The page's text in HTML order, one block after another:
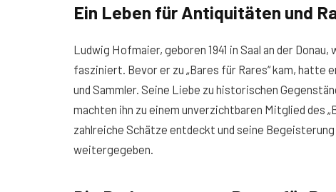
Ein Leben für Antiquitäten und
Ludwig Hofmaier, geboren 1941 in Saal an der
fasziniert. Bevor er zu „Bares für Rares“ kam, hatte
und Sammler. Seine Liebe zu historischen
machten ihn zu einem unverzichtbaren Mitglied des
zahlreiche Schätze entdeckt und seine
weitergegeben.